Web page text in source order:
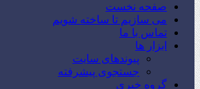
صفحه نخست
می سازیم تا ساخته شویم
تماس با ما
ابزار ها
پیوندهای سایت
جستجوی پیشرفته
گروه خبری